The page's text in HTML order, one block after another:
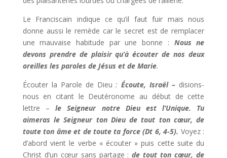
Le Franciscain indique ce qu’il faut fuir mais nous
donne aussi le remède car le secret est de remplacer
une mauvaise habitude par une bonne : Nous ne
devons prendre de plaisir qu’à écouter de nos deux
oreilles les paroles de Jésus et de Marie.
Écouter la Parole de Dieu:Écoute, Israël – disions-
nous en citant le Deutéronome au début de cette
lettre –le Seigneur notre Dieu est l’Unique. Tu
aimeras le Seigneur ton Dieu de tout ton cœur, de
toute ton âme et de toute ta force (Dt 6, 4-5). Voyez :
d’abord vient le verbe « écouter » puis cette suite du
Christ d’un cœur sans partage :de tout ton cœur, de